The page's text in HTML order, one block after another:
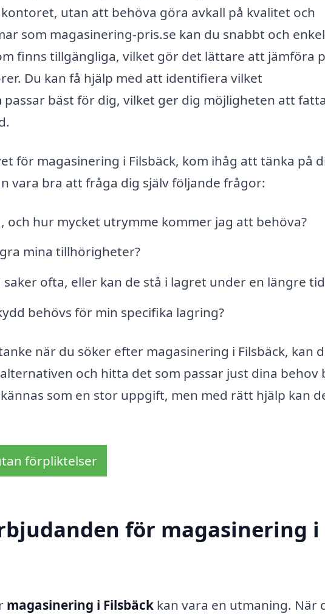
utan att behöva göra avkall på kvalitet och
som magasinering-pris.se kan du snabbt och
finns tillgängliga, vilket gör det lättare att jämföra
Du kan få hjälp med att identifiera vilket
bäst för dig, vilket ger dig möjligheten att fatta
för magasinering i Filsbäck, kom ihåg att tänka på
vara bra att fråga dig själv följande frågor:
och hur mycket utrymme kommer jag att behöva?
mina tillhörigheter?
ofta, eller kan de stå i lagret under en längre
behövs för min specifika lagring?
när du söker efter magasinering i Filsbäck, kan
och hitta det som passar just dina behov
som en stor uppgift, men med rätt hjälp kan
förpliktelser
för magasinering i
magasinering i Filsbäck kan vara en utmaning. När